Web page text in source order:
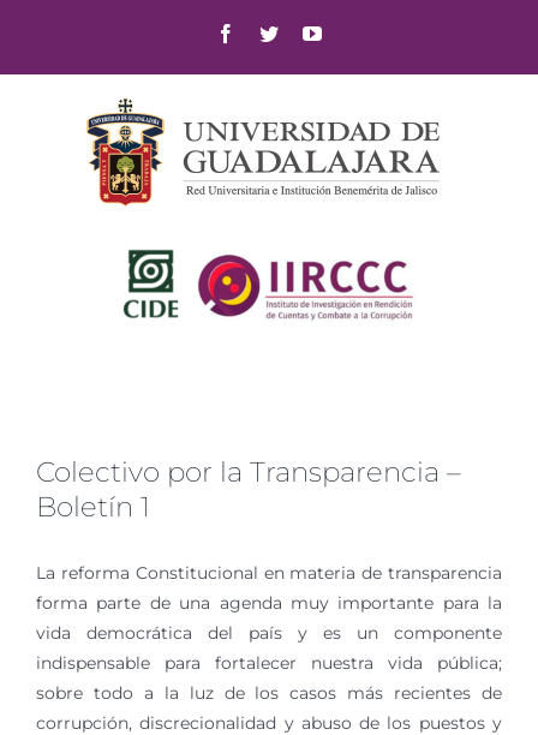
content
Facebook
TwitterYouTube
Colectivo por la Transparencia –
Boletín 1
La reforma Constitucional en materia de transparencia
forma parte de una agenda muy importante para la
vida democrática del país y es un componente
indispensable para fortalecer nuestra vida pública;
sobre todo a la luz de los casos más recientes de
corrupción, discrecionalidad y abuso de los puestos y